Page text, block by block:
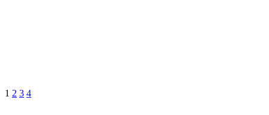
1 2 3 4